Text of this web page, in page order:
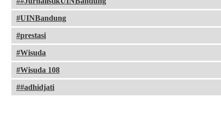
UINBandung
prestasi
Wisuda
Wisuda 108
#adhidjati